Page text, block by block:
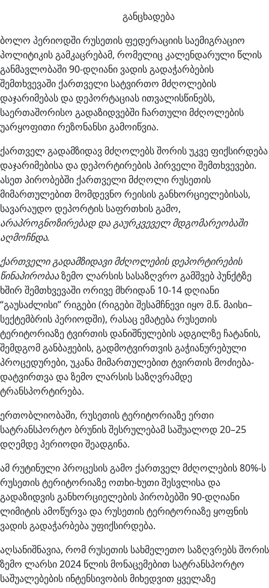
განცხადება
ბოლო პერიოდში რუსეთის ფედერაციის საემიგრაციო
პოლიტიკის გამკაცრებამ, რომელიც კალენდარული წლის
განმავლობაში 90-დღიანი ვადის გადაჭარბების
შემთხვევაში ქართველი სატვირთო მძღოლების
დაჯარიმებას და დეპორტაციას ითვალისწინებს,
საერთაშორისო გადაზიდვებში ჩართული მძღოლების
უარყოფითი რეზონანსი გამოიწვია.
ქართველ გადამზიდავ მძღოლებს შორის უკვე ფიქსირდება
დაჯარიმებისა და დეპორტირების პირველი შემთხვევები.
ასეთ პირობებში ქართველი მძღოლი რუსეთის
მიმართულებით მომდევნო რეისის განხორციელებისას,
სავარაუდო დეპორტის საფრთხის გამო,
არაპროგნოზირებად და გაურკვეველ მდგომარეობაში
აღმოჩნდა.
ქართველი გადამზიდავი მძღოლების დეპორტირების
წინაპირობააზემო ლარსის სასაზღვრო გამშვებ პუნქტზე
ხშირ შემთხვევაში ორივე მხრიდან 10-14 დღიანი
“გაუსაძლისი” რიგები (რიგები შესამჩნევი იყო მ.წ. მაისი–
სექტემბრის პერიოდში), რასაც ემატება რუსეთის
ტერიტორიაზე ტვირთის დანიშნულების ადგილზე ჩატანის,
შემდგომ განბაჟების, გადმოტვირთვის გაჭიანურებული
პროცედურები, უკანა მიმართულებით ტვირთის მოძიება-
დატვირთვა და ზემო ლარსის საზღვრამდე
ტრანსპორტირება.
ერთობლიობაში, რუსეთის ტერიტორიაზე ერთი
სატრანსპორტო ბრუნის შესრულებამ საშუალოდ 20–25
დღემდე პერიოდი შეადგინა.
ამ რუტინული პროცესის გამო ქართველ მძღოლების 80%-ს
რუსეთის ტერიტორიაზე ოთხი-ხუთი შესვლისა და
გადაზიდვის განხორციელების პირობებში 90-დღიანი
ლიმიტის ამოწურვა და რუსეთის ტერიტორიაზე ყოფნის
ვადის გადაჭარბება უფიქსირდება.
აღსანიშნავია, რომ რუსეთის სახმელეთო საზღვრებს შორის
ზემო ლარსი 2024 წლის მონაცემებით სატრანსპორტო
საშუალებების ინტენსივობის მიხედვით ყველაზე